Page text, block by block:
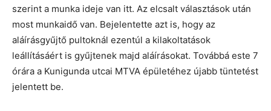
szerint a munka ideje van itt. Az elcsalt választások után
most munkaidő van. Bejelentette azt is, hogy az
aláírásgyűjtő pultoknál ezentúl a kilakoltatások
leállításáért is gyűjtenek majd aláírásokat. Továbbá este 7
órára a Kunigunda utcai MTVA épületéhez újabb tüntetést
jelentett be.